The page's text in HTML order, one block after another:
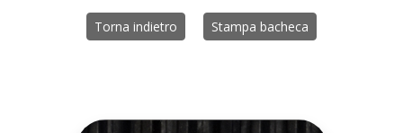
Torna indietro Stampa bacheca